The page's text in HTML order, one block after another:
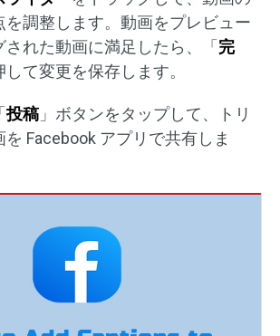
を調整します。動画をプレビュー
された動画に満足したら、「 完
して変更を保存します。
投稿 」ボタンをタップして、トリ
を Facebook アプリで共有しま